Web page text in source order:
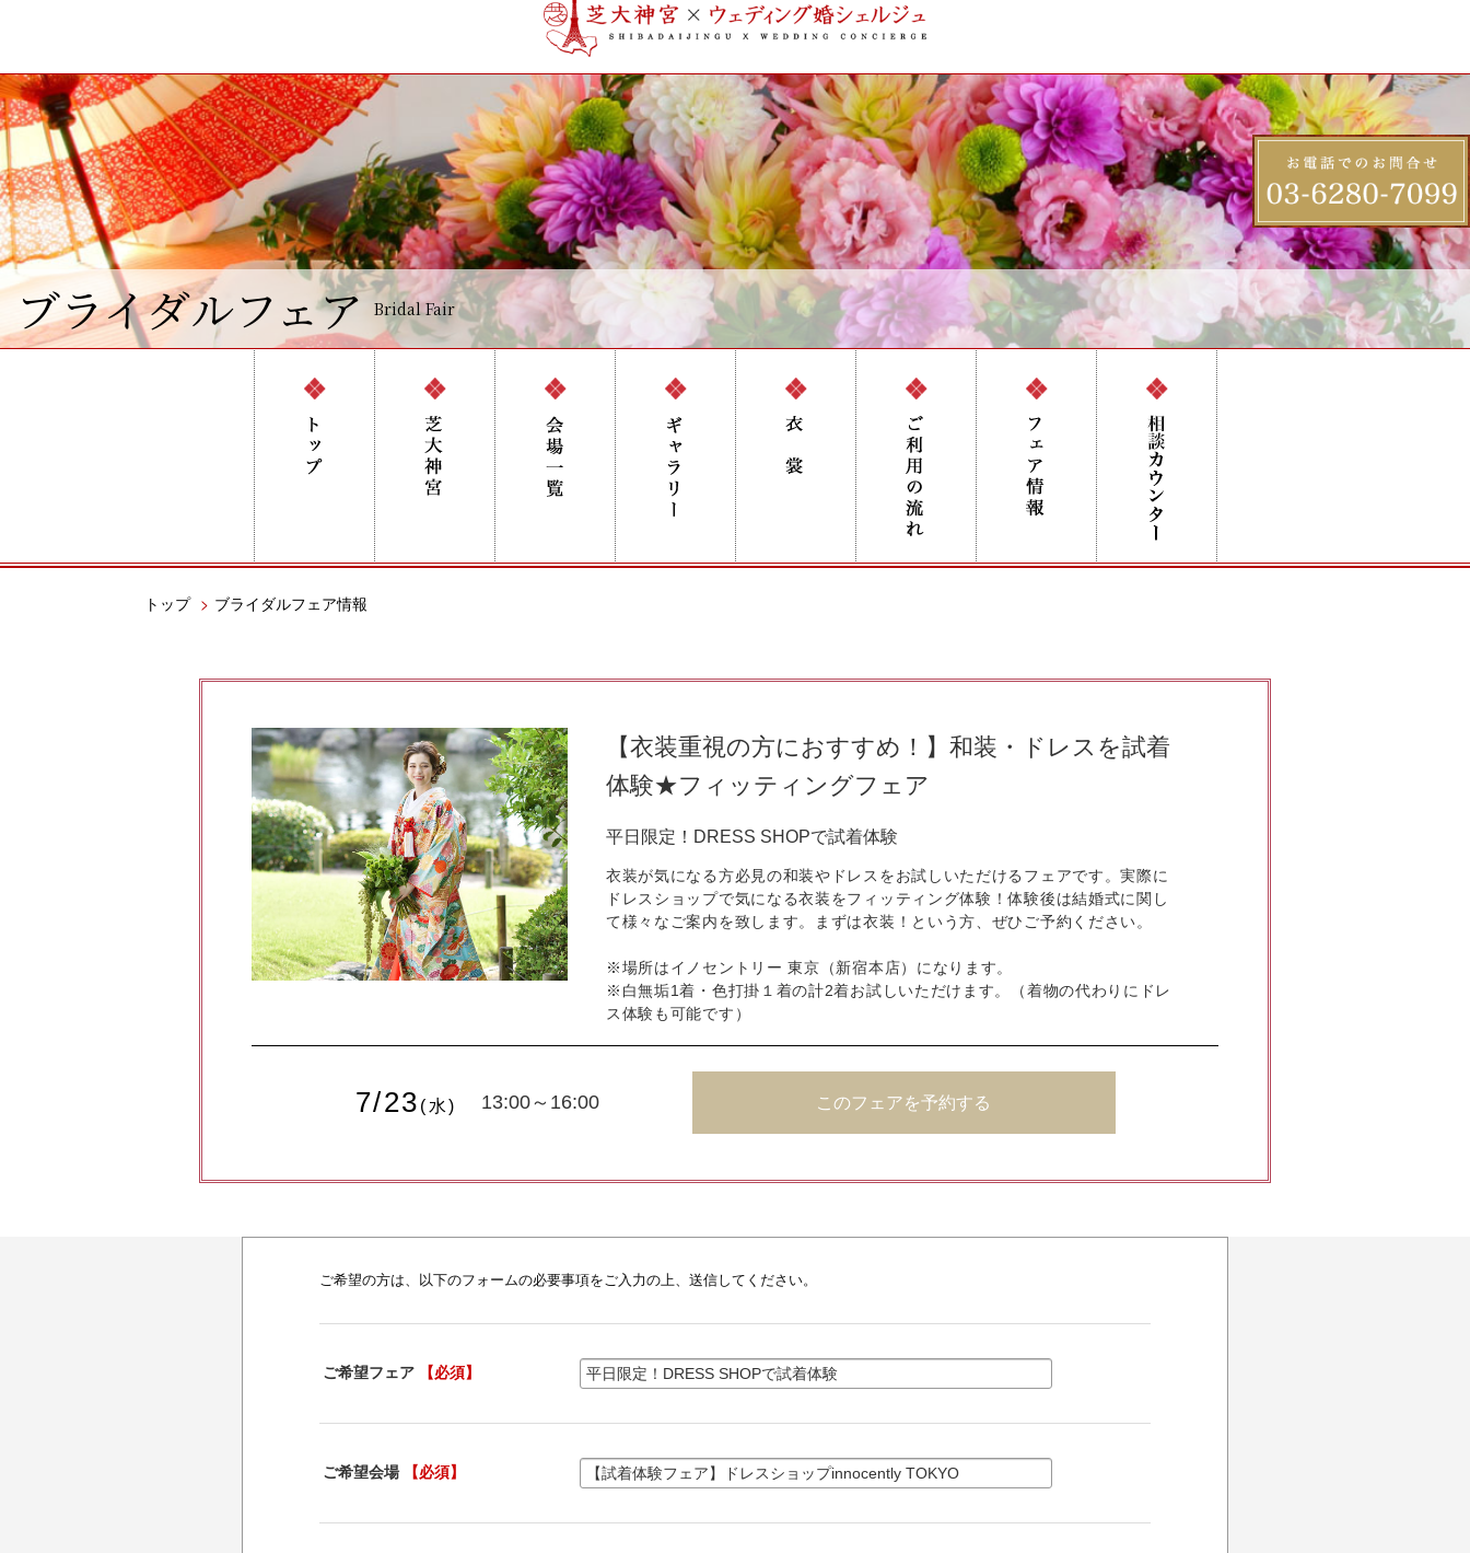
ブライダルフェア Bridal Fair
トップ > ブライダルフェア情報
【衣装重視の方におすすめ！】和装・ドレスを試着
体験★フィッティングフェア
平日限定！DRESS SHOPで試着体験
衣装が気になる方必見の和装やドレスをお試しいただけるフェアです。実際に
ドレスショップで気になる衣装をフィッティング体験！体験後は結婚式に関し
て様々なご案内を致します。まずは衣装！という方、ぜひご予約ください。
※場所はイノセントリー 東京（新宿本店）になります。
※白無垢1着・色打掛１着の計2着お試しいただけます。（着物の代わりにドレ
ス体験も可能です）
7/23 (水) 13:00～16:00 このフェアを予約する